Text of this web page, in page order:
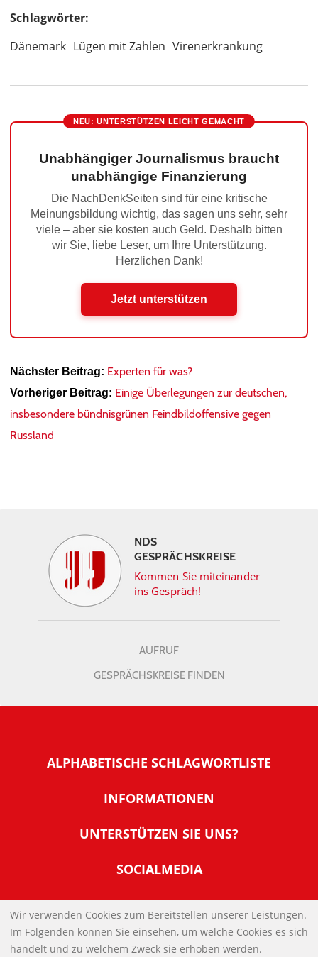
Schlagwörter:
Dänemark Lügen mit Zahlen Virenerkrankung
NEU: UNTERSTÜTZEN LEICHT GEMACHT
Unabhängiger Journalismus braucht
unabhängige Finanzierung
Die NachDenkSeiten sind für eine kritische
Meinungsbildung wichtig, das sagen uns sehr, sehr
viele – aber sie kosten auch Geld. Deshalb bitten
wir Sie, liebe Leser, um Ihre Unterstützung.
Herzlichen Dank!
Jetzt unterstützen
Nächster Beitrag: Experten für was?
Vorheriger Beitrag: Einige Überlegungen zur deutschen,
insbesondere bündnisgrünen Feindbildoffensive gegen
Russland
NDS
GESPRÄCHSKREISE
Kommen Sie miteinander
ins Gespräch!
AUFRUF
GESPRÄCHSKREISE FINDEN
ALPHABETISCHE SCHLAGWORTLISTE
INFORMATIONEN
Warum NachDenkSeiten
Tipps zur Nutzung der NachDenkSeiten
Banner und E-Mail-Signaturen
Links
Kontakt
UNTERSTÜTZEN SIE UNS?
Werden Sie Fördermitglied
Spenden Sie Online
SOCIALMEDIA
IMPRESSUM
DATENSCHUTZERKLÄRUNG
Wir verwenden Cookies zum Bereitstellen unserer Leistungen.
Im Folgenden können Sie einsehen, um welche Cookies es sich
handelt und zu welchem Zweck sie erhoben werden.